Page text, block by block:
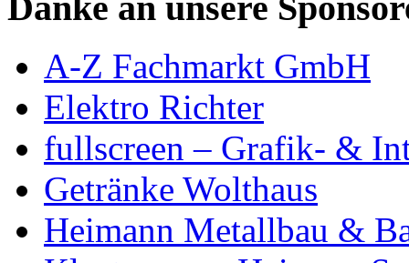
A-Z Fachmarkt GmbH
Elektro Richter
fullscreen – Grafik- &
Getränke Wolthaus
Heimann Metallbau &